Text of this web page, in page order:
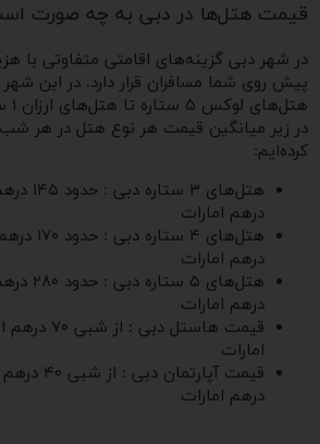
قیمت هتل‌ها در دبی به چه صورت
در شهر دبی گزینه‌های اقامتی متفاوتی با
پیش روی شما مسافران قرار دارد. در این
در زیر میانگین قیمت هر نوع هتل در هر شب
کرده‌ایم:
درهم امارات
درهم امارات
درهم امارات
امارات
درهم امارات​​​​​​